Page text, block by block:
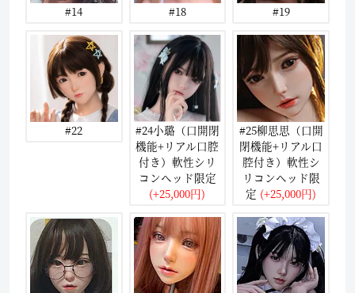
#14 #18 #19
#22
#24小璐（口開閉
機能+リアル口腔
付き）軟性シリ
コンヘッド限定
(+25,000円)
#25柳思思（口開
閉機能+リアル口
腔付き）軟性シ
リコンヘッド限
定 (+25,000円)